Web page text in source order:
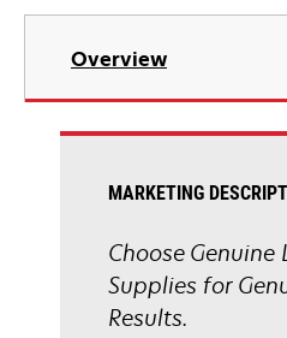
Overview
MARKETING
Choose Genuine
Supplies for
Results.